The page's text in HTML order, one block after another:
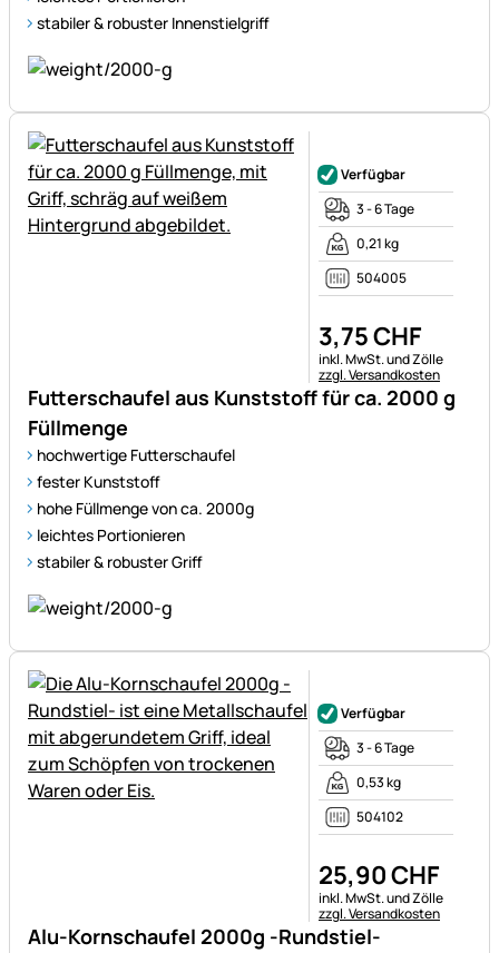
stabiler & robuster Innenstielgriff
Futterschaufel aus Kunststoff für ca. 2000 g
Füllmenge
hochwertige Futterschaufel
fester Kunststoff
hohe Füllmenge von ca. 2000g
leichtes Portionieren
stabiler & robuster Griff
Verfügbar
3 - 6 Tage
0,21 kg
504005
3,75CHF
Steuerhinweis:
inkl. MwSt. und Zölle
zzgl. Versandkosten
Alu-Kornschaufel 2000g -Rundstiel-
Verfügbar
3 - 6 Tage
0,53 kg
504102
25,90CHF
Steuerhinweis:
inkl. MwSt. und Zölle
zzgl. Versandkosten